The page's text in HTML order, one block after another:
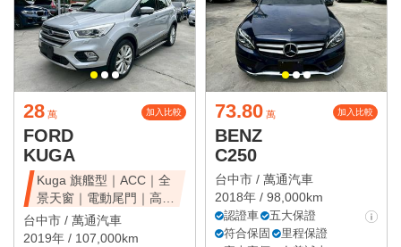
28 萬 加入比較
FORD
KUGA
Kuga 旗艦型｜ACC｜全
景天窗｜電動尾門｜高CP
值休旅
台中市 / 萬通汽車
2019年 / 107,000km
73.80 萬 加入比較
BENZ
C250
台中市 / 萬通汽車
2018年 / 98,000km
認證車
五大保證
符合保固
里程保證